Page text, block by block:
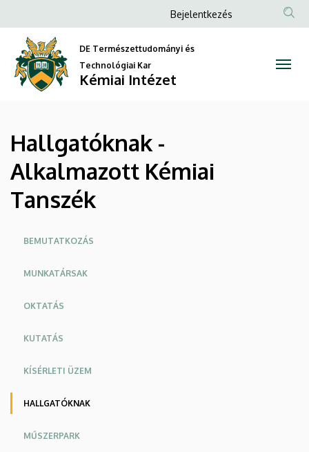
Alkalmazott
Kémiai
Tanszék
Kémiai
Intézet
a
tartalomra
Anonim
fiók
menüje
Bejelentkezés
DE Természettudományi és
Technológiai Kar
Kémiai Intézet
Hallgatóknak -
Alkalmazott Kémiai
Tanszék
Oldalmenü
BEMUTATKOZÁS
MUNKATÁRSAK
OKTATÁS
KUTATÁS
KÍSÉRLETI ÜZEM
HALLGATÓKNAK
MŰSZERPARK